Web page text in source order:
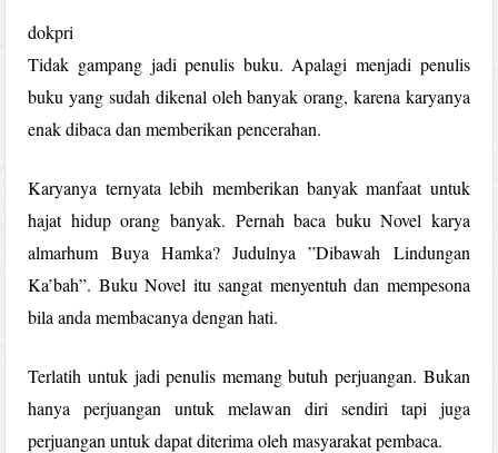
dokpri
Tidak gampang jadi penulis buku. Apalagi menjadi penulis
buku yang sudah dikenal oleh banyak orang, karena karyanya
enak dibaca dan memberikan pencerahan.
Karyanya ternyata lebih memberikan banyak manfaat untuk
hajat hidup orang banyak. Pernah baca buku Novel karya
almarhum Buya Hamka? Judulnya ”Dibawah Lindungan
Ka’bah”. Buku Novel itu sangat menyentuh dan mempesona
bila anda membacanya dengan hati.
Terlatih untuk jadi penulis memang butuh perjuangan. Bukan
hanya perjuangan untuk melawan diri sendiri tapi juga
perjuangan untuk dapat diterima oleh masyarakat pembaca.